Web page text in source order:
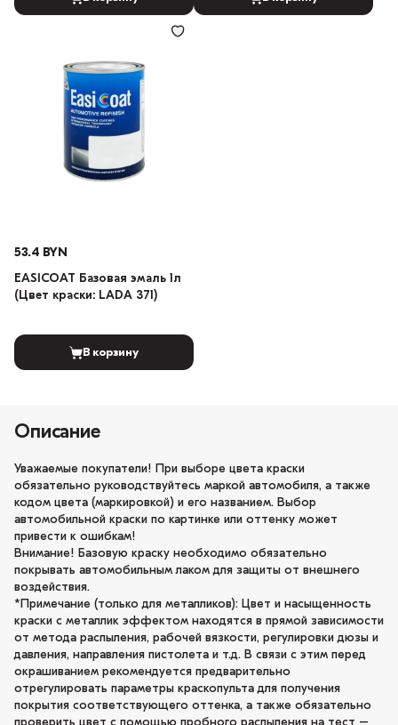
53.4 BYN
EASICOAT Базовая эмаль 1л
(Цвет краски: LADA 371)
В корзину
Описание
Уважаемые покупатели! При выборе цвета краски
обязательно руководствуйтесь маркой автомобиля, а также
кодом цвета (маркировкой) и его названием. Выбор
автомобильной краски по картинке или оттенку может
привести к ошибкам!
Внимание! Базовую краску необходимо обязательно
покрывать автомобильным лаком для защиты от внешнего
воздействия.
*Примечание (только для металликов): Цвет и насыщенность
краски с металлик эффектом находятся в прямой зависимости
от метода распыления, рабочей вязкости, регулировки дюзы и
давления, направления пистолета и т.д. В связи с этим перед
окрашиванием рекомендуется предварительно
отрегулировать параметры краскопульта для получения
покрытия соответствующего оттенка, а также обязательно